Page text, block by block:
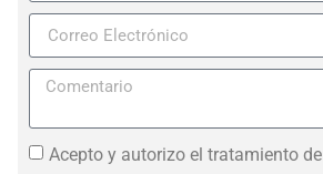
+57
Acepto y autorizo el tratamiento de